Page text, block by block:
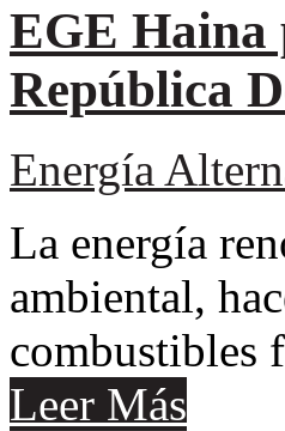
EGE Haina
República
Energía
La energía
ambiental,
combustibles
Leer Más